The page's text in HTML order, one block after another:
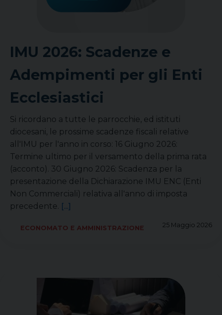
IMU 2026: Scadenze e
Adempimenti per gli Enti
Ecclesiastici
Si ricordano a tutte le parrocchie, ed istituti
diocesani, le prossime scadenze fiscali relative
all'IMU per l'anno in corso: 16 Giugno 2026:
Termine ultimo per il versamento della prima rata
(acconto). 30 Giugno 2026: Scadenza per la
presentazione della Dichiarazione IMU ENC (Enti
Non Commerciali) relativa all'anno di imposta
precedente. [...]
25 Maggio 2026
ECONOMATO E AMMINISTRAZIONE